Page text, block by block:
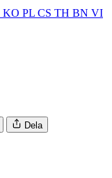
KO PL CS TH BN VI
Dela